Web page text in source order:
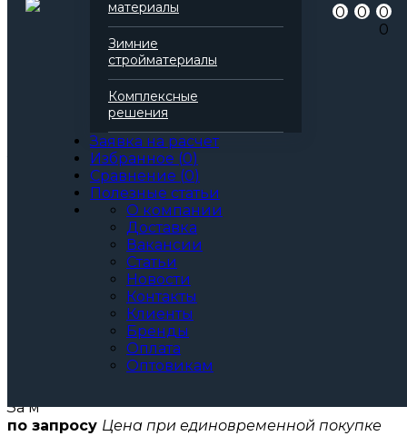
материалы
Зимние
стройматериалы
Комплексные
решения
Заявка на расчет
Избранное (0)
Сравнение (0)
Полезные статьи
О компании
Доставка
Вакансии
Статьи
Новости
Контакты
Клиенты
Бренды
Оплата
Оптовикам
0 0
0
0
Добавить в избранное
Добавить в сравнение
178969
HOTROCK
Плита теплоизоляционная из
базальтового волокна
Паропроницаемость
Водопоглощение 0.75
Все характеристики
Толщина, мм:
За м
по запросу Цена при единовременной покупке